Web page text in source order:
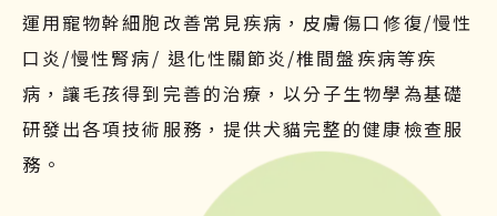
運用寵物幹細胞改善常見疾病，皮膚傷口修復/慢性
口炎/慢性腎病/ 退化性關節炎/椎間盤疾病等疾
病，讓毛孩得到完善的治療，以分子生物學為基礎
研發出各項技術服務，提供犬貓完整的健康檢查服
務。